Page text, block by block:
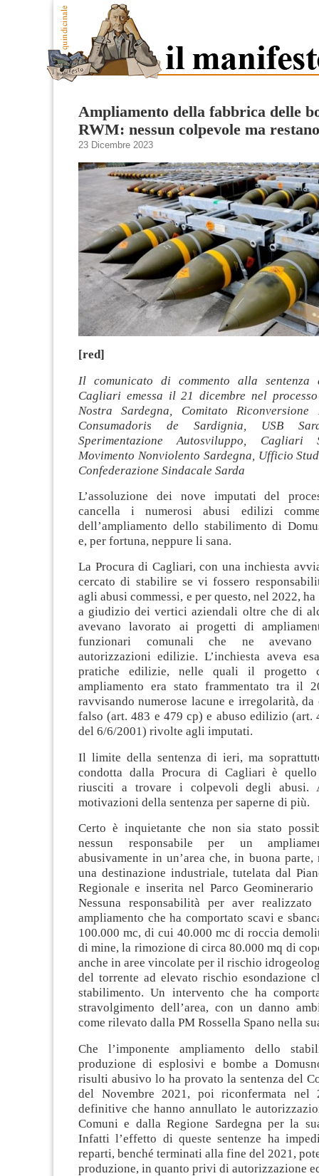
Ampliamento della fabbrica delle
RWM: nessun colpevole ma
23 Dicembre 2023
[red]
Il comunicato di commento alla
Cagliari emessa il 21 dicembre nel
Nostra Sardegna, Comitato Riconversione
Consumadoris de Sardignia, USB
Sperimentazione Autosviluppo, Cagliari
Movimento Nonviolento Sardegna, Ufficio
Confederazione Sindacale Sarda
L’assoluzione dei nove imputati del
cancella i numerosi abusi edilizi
dell’ampliamento dello stabilimento di
e, per fortuna, neppure li sana.
La Procura di Cagliari, con una inchiesta
cercato di stabilire se vi fossero
agli abusi commessi, e per questo, nel 2022,
a giudizio dei vertici aziendali oltre che di
avevano lavorato ai progetti di
funzionari comunali che ne
autorizzazioni edilizie. L’inchiesta aveva
pratiche edilizie, nelle quali il progetto
ampliamento era stato frammentato tra il
ravvisando numerose lacune e irregolarità,
falso (art. 483 e 479 cp) e abuso edilizio (art.
del 6/6/2001) rivolte agli imputati.
Il limite della sentenza di ieri, ma
condotta dalla Procura di Cagliari è
riusciti a trovare i colpevoli degli abusi.
motivazioni della sentenza per saperne di più.
Certo è inquietante che non sia stato
nessun responsabile per un
abusivamente in un’area che, in buona parte,
una destinazione industriale, tutelata dal
Regionale e inserita nel Parco Geominerario
Nessuna responsabilità per aver realizzato
ampliamento che ha comportato scavi e
100.000 mc, di cui 40.000 mc di roccia
di mine, la rimozione di circa 80.000 mq di
anche in aree vincolate per il rischio
del torrente ad elevato rischio esondazione
stabilimento. Un intervento che ha
stravolgimento dell’area, con un danno
come rilevato dalla PM Rossella Spano nella
Che l’imponente ampliamento dello
produzione di esplosivi e bombe a
risulti abusivo lo ha provato la sentenza del
del Novembre 2021, poi riconfermata nel
definitive che hanno annullato le
Comuni e dalla Regione Sardegna per la
Infatti l’effetto di queste sentenze ha
reparti, benché terminati alla fine del 2021,
produzione, in quanto privi di autorizzazione